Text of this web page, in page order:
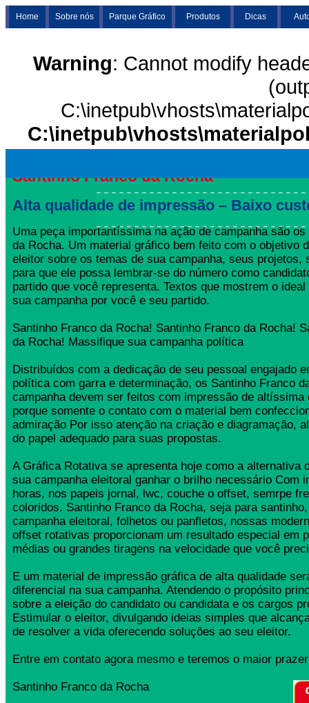
Home Sobre nós Parque Gráfico Produtos Dicas
Warning: Cannot modify
Santinho Franco da Rocha
Alta qualidade de impressão – Baixo
Uma peça importantíssima na ação de campanha são
da Rocha. Um material gráfico bem feito com o objetivo
eleitor sobre os temas de sua campanha, seus projetos,
para que ele possa lembrar-se do número como
partido que você representa. Textos que mostrem o ideal
sua campanha por você e seu partido.
Santinho Franco da Rocha! Santinho Franco da Rocha!
da Rocha! Massifique sua campanha política
Distribuídos com a dedicação de seu pessoal engajado
política com garra e determinação, os Santinho Franco
campanha devem ser feitos com impressão de altíssima
porque somente o contato com o material bem
admiração Por isso atenção na criação e diagramação,
do papel adequado para suas propostas.
A Gráfica Rotativa se apresenta hoje como a alternativa
sua campanha eleitoral ganhar o brilho necessário Com
horas, nos papeis jornal, lwc, couche o offset, semrpe
coloridos. Santinho Franco da Rocha, seja para
campanha eleitoral, folhetos ou panfletos, nossas
offset rotativas proporcionam um resultado especial em
médias ou grandes tiragens na velocidade que você
E um material de impressão gráfica de alta qualidade
diferencial na sua campanha. Atendendo o propósito
sobre a eleição do candidato ou candidata e os cargos
Estimular o eleitor, divulgando ideias simples que
de resolver a vida oferecendo soluções ao seu eleitor.
Entre em contato agora mesmo e teremos o maior
Santinho Franco da Rocha